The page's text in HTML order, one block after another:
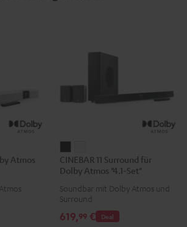
Atmos
11
Surround
für
Atmos
11
Surround
für
Atmos
CINEBAR 11 Surround für
Dolby Atmos "4.1-Set"
Soundbar mit Dolby Atmos und
Surround
Deal
619,99 €